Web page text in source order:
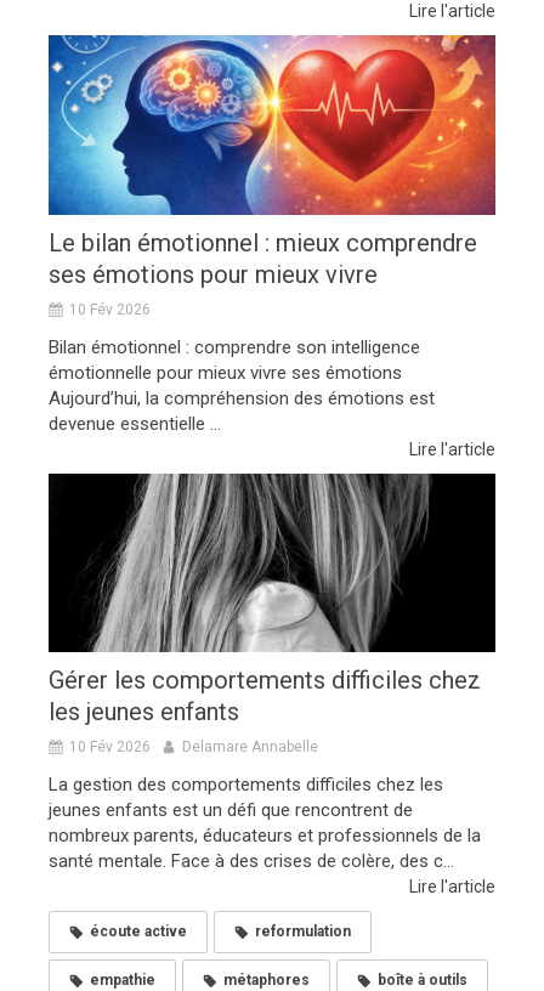
Lire l'article
Le bilan émotionnel : mieux comprendre
ses émotions pour mieux vivre
10 Fév 2026
Bilan émotionnel : comprendre son intelligence
émotionnelle pour mieux vivre ses émotions
Aujourd’hui, la compréhension des émotions est
devenue essentielle ...
Lire l'article
Gérer les comportements difficiles chez
les jeunes enfants
10 Fév 2026 Delamare Annabelle
La gestion des comportements difficiles chez les
jeunes enfants est un défi que rencontrent de
nombreux parents, éducateurs et professionnels de la
santé mentale. Face à des crises de colère, des c...
Lire l'article
écoute active reformulation
empathie métaphores boîte à outils